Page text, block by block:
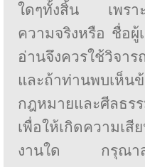
ใดๆทั้งสิ้น เพราะ
ความจริงหรือ ชื่อผู้
อ่านจึงควรใช้วิจา
และถ้าท่านพบเห็น
กฎหมายและศีลธร
เพื่อให้เกิดความเ
งานใด กรุ